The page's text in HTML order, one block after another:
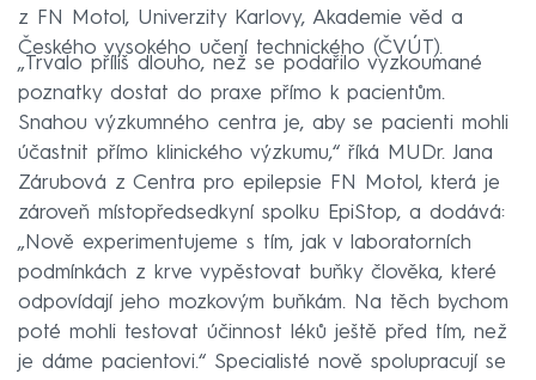
z FN Motol, Univerzity Karlovy, Akademie věd a
Českého vysokého učení technického (ČVÚT).
„Trvalo příliš dlouho, než se podařilo vyzkoumané
poznatky dostat do praxe přímo k pacientům.
Snahou výzkumného centra je, aby se pacienti mohli
účastnit přímo klinického výzkumu,“ říká MUDr. Jana
Zárubová z Centra pro epilepsie FN Motol, která je
zároveň místopředsedkyní spolku EpiStop, a dodává:
„Nově experimentujeme s tím, jak v laboratorních
podmínkách z krve vypěstovat buňky člověka, které
odpovídají jeho mozkovým buňkám. Na těch bychom
poté mohli testovat účinnost léků ještě před tím, než
je dáme pacientovi.“ Specialisté nově spolupracují se